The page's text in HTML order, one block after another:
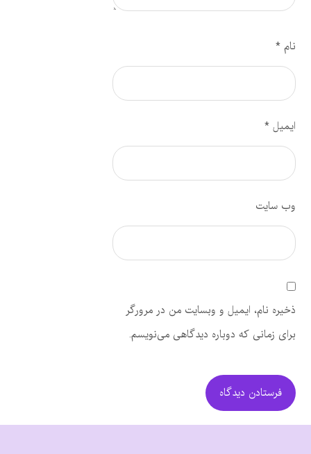
نام*
ایمیل*
وب‌ سایت
ذخیره نام، ایمیل و وبسایت من در مرورگر
برای زمانی که دوباره دیدگاهی می‌نویسم.